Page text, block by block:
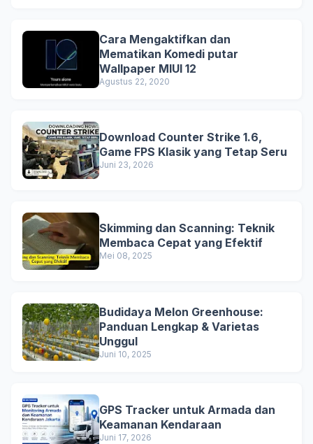
Cara Mengaktifkan dan
Mematikan Komedi putar
Wallpaper MIUI 12
Agustus 22, 2020
Download Counter Strike 1.6,
Game FPS Klasik yang Tetap Seru
Juni 23, 2026
Skimming dan Scanning: Teknik
Membaca Cepat yang Efektif
Mei 08, 2025
Budidaya Melon Greenhouse:
Panduan Lengkap & Varietas
Unggul
Juni 10, 2025
GPS Tracker untuk Armada dan
Keamanan Kendaraan
Juni 17, 2026